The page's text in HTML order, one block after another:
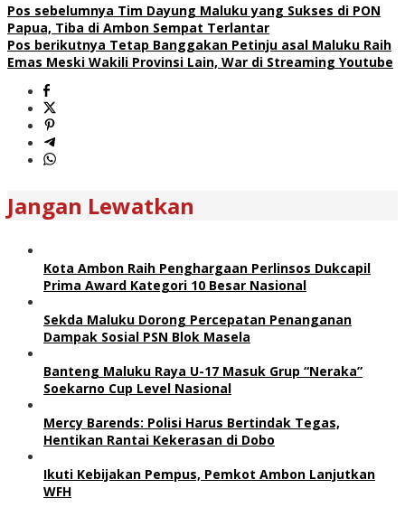
Pos sebelumnya Tim Dayung Maluku yang Sukses di PON
Papua, Tiba di Ambon Sempat Terlantar
Pos berikutnya Tetap Banggakan Petinju asal Maluku Raih
Emas Meski Wakili Provinsi Lain, War di Streaming Youtube
Jangan Lewatkan
Kota Ambon Raih Penghargaan Perlinsos Dukcapil
Prima Award Kategori 10 Besar Nasional
Sekda Maluku Dorong Percepatan Penanganan
Dampak Sosial PSN Blok Masela
Banteng Maluku Raya U-17 Masuk Grup “Neraka”
Soekarno Cup Level Nasional
Mercy Barends: Polisi Harus Bertindak Tegas,
Hentikan Rantai Kekerasan di Dobo
Ikuti Kebijakan Pempus, Pemkot Ambon Lanjutkan
WFH